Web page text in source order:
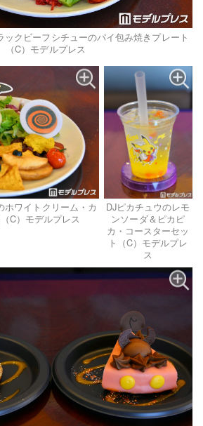
ックビーフシチューのパイ包み焼きプレート
（C）モデルプレス
ホワイトクリーム・カ
C）モデルプレス
DJピカチュウのレモ
ンソーダ​＆ピカピ
カ・コースターセッ
ト（C）モデルプレ
ス